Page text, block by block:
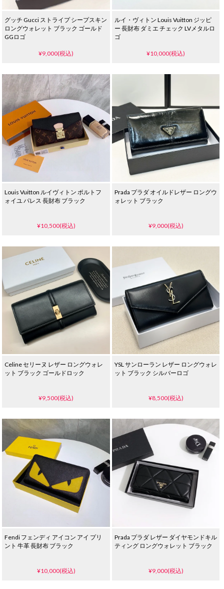
グッチ Gucci ストライプ シープスキン
ロングウォレット ブラック ゴールド
GGロゴ
¥9,000(税込)
ルイ・ヴィトン Louis Vuitton ジッピ
ー 長財布 ダミエ チェック LVメタルロ
ゴ
¥10,000(税込)
Louis Vuitton ルイヴィトン ポルトフ
ォイユ パレス 長財布 ブラック
¥10,500(税込)
Prada プラダ オイルドレザー ロングウ
ォレット ブラック
¥9,000(税込)
Celine セリーヌ レザー ロングウォレ
ット ブラック ゴールドロック
¥9,500(税込)
YSL サンローラン レザー ロングウォレ
ット ブラック シルバーロゴ
¥8,500(税込)
Fendi フェンディ アイコン アイ プリ
ント 牛革 長財布 ブラック
¥10,000(税込)
Prada プラダ レザー ダイヤモンドキル
ティング ロングウォレット ブラック
¥9,000(税込)